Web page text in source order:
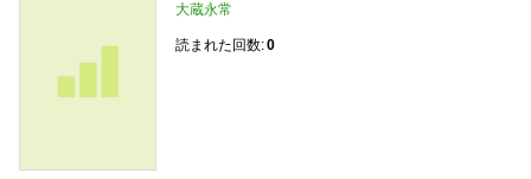
大蔵永常
読まれた回数 0